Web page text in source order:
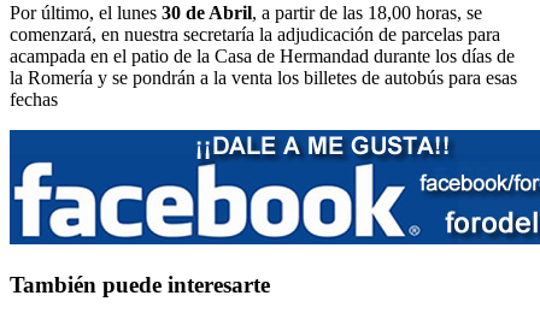
Por último, el lunes 30 de Abril, a partir de las 18,00 horas, se
comenzará, en nuestra secretaría la adjudicación de parcelas para
acampada en el patio de la Casa de Hermandad durante los días de
la Romería y se pondrán a la venta los billetes de autobús para esas
fechas
También puede interesarte